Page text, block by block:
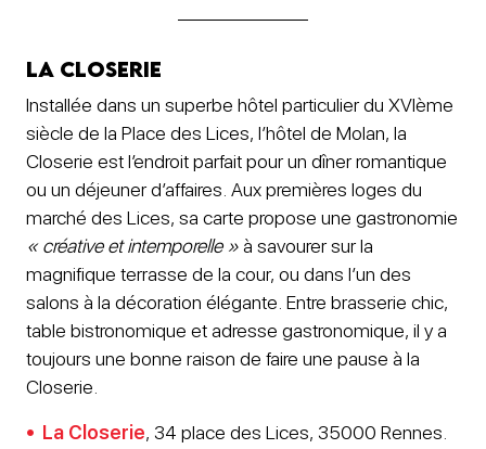
La Closerie
Installée dans un superbe hôtel particulier du XVIème
siècle de la Place des Lices, l’hôtel de Molan, la
Closerie est l’endroit parfait pour un dîner romantique
ou un déjeuner d’affaires. Aux premières loges du
marché des Lices, sa carte propose une gastronomie
« créative et intemporelle »à savourer sur la
magnifique terrasse de la cour, ou dans l’un des
salons à la décoration élégante. Entre brasserie chic,
table bistronomique et adresse gastronomique, il y a
toujours une bonne raison de faire une pause à la
Closerie.
La Closerie, 34 place des Lices, 35000 Rennes.